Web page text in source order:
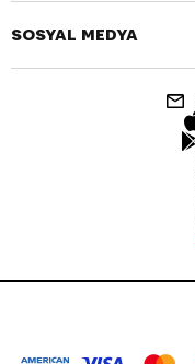
SOSYAL MEDYA